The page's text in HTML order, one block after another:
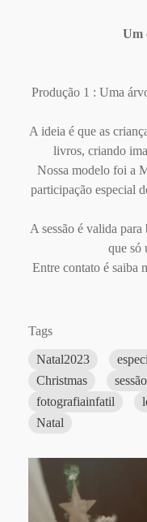
Um
Produção 1 : Uma
A ideia é que as
livros, criando
Nossa modelo foi a
participação especial
A sessão é valida
que só
Entre contato é saiba
Tags
Natal2023
Christmas
fotografiainfatil
Natal